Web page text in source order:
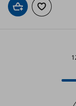
Добави вДобави